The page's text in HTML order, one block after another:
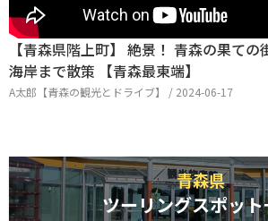
【青森県階上町】 絶景！ 青森の果て
海岸まで散策 【青森最東端】
A太郎【青森の観光とドライブ】 / 2024-06-17
青森県
ツーリングスポッ